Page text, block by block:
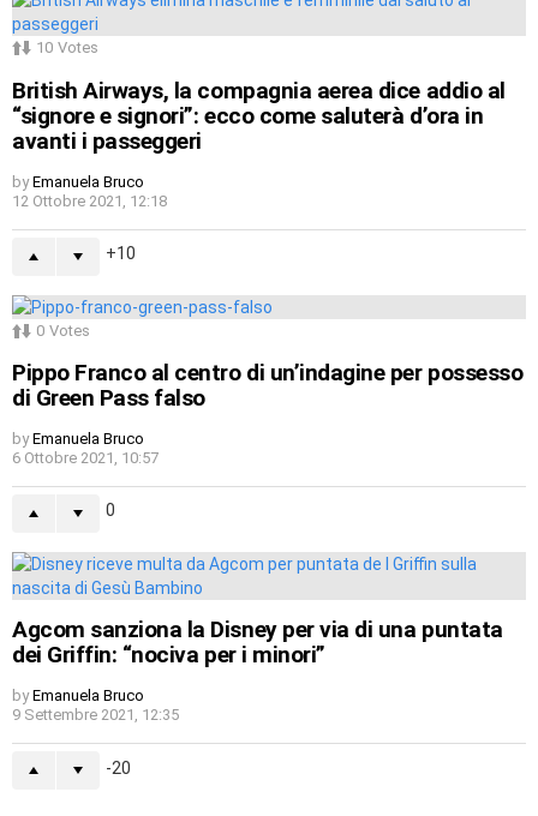
10 Votes
British Airways, la compagnia aerea dice addio al
“signore e signori”: ecco come saluterà d’ora in
avanti i passeggeri
by Emanuela Bruco
12 Ottobre 2021, 12:18
10
0 Votes
Pippo Franco al centro di un’indagine per possesso
di Green Pass falso
by Emanuela Bruco
6 Ottobre 2021, 10:57
0
Agcom sanziona la Disney per via di una puntata
dei Griffin: “nociva per i minori”
by Emanuela Bruco
9 Settembre 2021, 12:35
-20